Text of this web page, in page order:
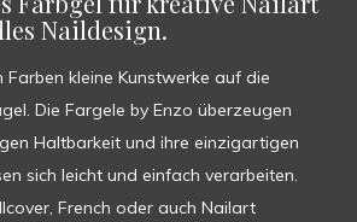
Naildesign.
Farben kleine Kunstwerke auf die
Die Fargele by Enzo überzeugen
Haltbarkeit und ihre einzigartigen
sich leicht und einfach verarbeiten.
French oder auch Nailart